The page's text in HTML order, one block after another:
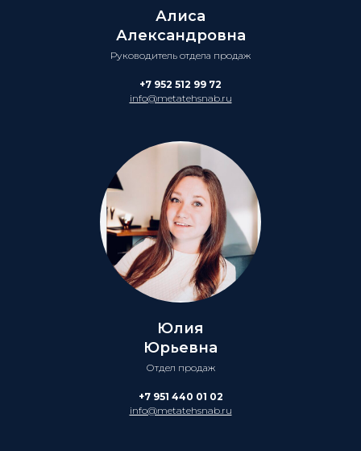
Алиса
Александровна
Руководитель отдела продаж
+7 952 512 99 72
info@metatehsnab.ru
Юлия
Юрьевна
Отдел продаж
+7 951 440 01 02
info@metatehsnab.ru